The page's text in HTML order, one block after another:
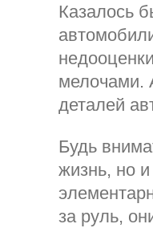
Казалось
мелочами.
деталей
Будь
жизнь, но
за руль,